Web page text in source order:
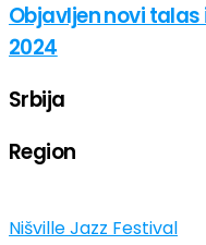
Objavljen novi
2024
Srbija
Region
Nišville Jazz Festival